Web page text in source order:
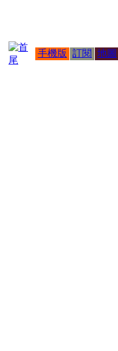
手機版 訂閱 地圖